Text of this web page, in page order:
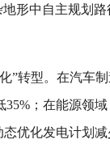
形中自主规划
”转型。在汽车
；在能源领
优化发电计划